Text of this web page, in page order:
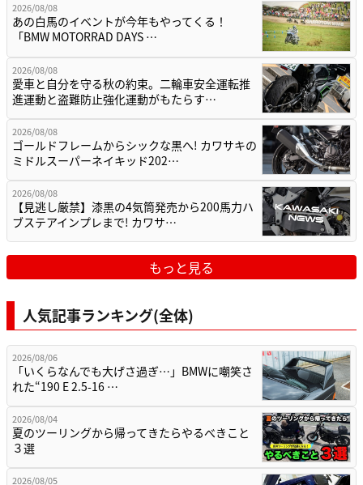
2026/08/08
あの白馬のイベントが今年もやってくる！
「BMW MOTORRAD DAYS …
2026/08/08
愛車と自分を守る秋の約束。二輪車安全運転推
進運動と盗難防止強化運動がもたらす…
2026/08/08
ゴールドフレームからシックな黒へ! カワサキの
ミドルスーパーネイキッド202…
2026/08/08
【見逃し厳禁】漆黒の4気筒発売から200馬力ハ
ブステアインプレまで! カワサ…
もっと見る
人気記事ランキング(全体)
2026/08/06
「いくらなんでも大げさ過ぎ…」BMWに嘲笑さ
れた“190 E 2.5-16 …
2026/08/04
夏のツーリングから帰ってきたらやるべきこと
３選
2026/08/05